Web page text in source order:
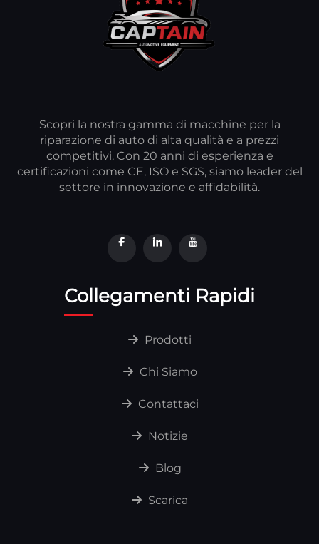
Scopri la nostra gamma di macchine per la
riparazione di auto di alta qualità e a prezzi
competitivi. Con 20 anni di esperienza e
certificazioni come CE, ISO e SGS, siamo leader del
settore in innovazione e affidabilità.
Collegamenti Rapidi
Prodotti
Chi Siamo
Contattaci
Notizie
Blog
Scarica